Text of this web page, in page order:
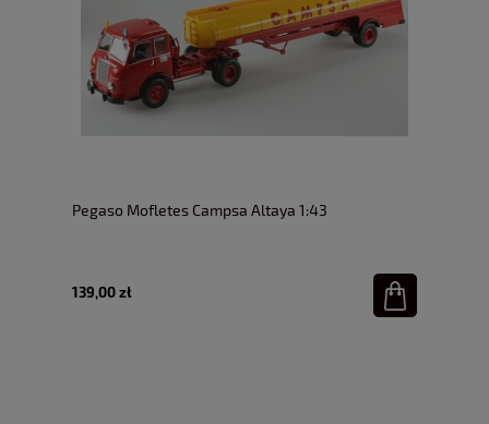
Pegaso Mofletes Campsa Altaya 1:43
139,00 zł